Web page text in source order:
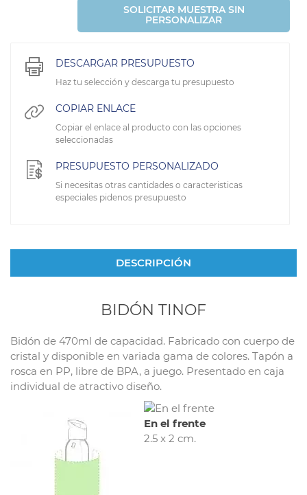
SOLICITAR MUESTRA SIN
PERSONALIZAR
DESCARGAR PRESUPUESTO
Haz tu selección y descarga tu presupuesto
COPIAR ENLACE
Copiar el enlace al producto con las opciones
seleccionadas
PRESUPUESTO PERSONALIZADO
Si necesitas otras cantidades o caracteristicas
especiales pidenos presupuesto
DESCRIPCIÓN
BIDÓN TINOF
Bidón de 470ml de capacidad. Fabricado con cuerpo de
cristal y disponible en variada gama de colores. Tapón a
rosca en PP, libre de BPA, a juego. Presentado en caja
individual de atractivo diseño.
En el frente
2.5 x 2 cm.